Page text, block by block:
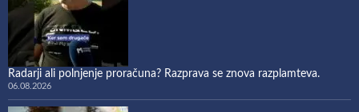
Radarji ali polnjenje proračuna? Razprava se znova razplamteva.
06.08.2026